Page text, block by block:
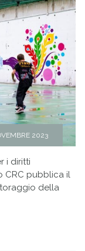
2023
i diritti
CRC pubblica il
della